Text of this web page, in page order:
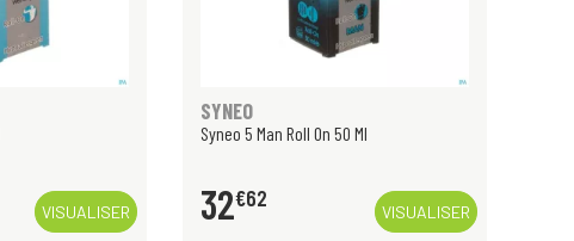
VISUALISER
SYNEO
Syneo 5 Man Roll On 50 Ml
32€62
VISUALISER